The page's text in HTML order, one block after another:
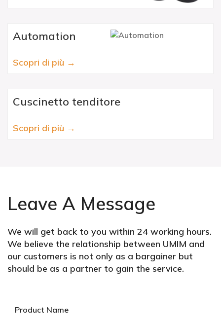
Automation
Scopri di più →
Cuscinetto tenditore
Scopri di più →
Leave A Message
We will get back to you within 24 working hours.
We believe the relationship between UMIM and
our customers is not only as a bargainer but
should be as a partner to gain the service.